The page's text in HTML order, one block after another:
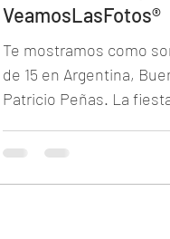
VeamosLasFotos®
Te mostramos como
de 15 en Argentina,
Patricio Peñas. La